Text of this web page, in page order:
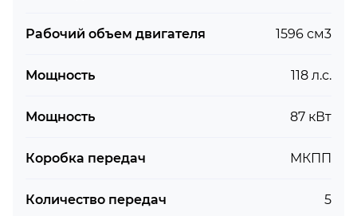
Рабочий объем двигателя 1596 см3
Мощность 118 л.с.
Мощность 87 кВт
Коробка передач МКПП
Количество передач 5